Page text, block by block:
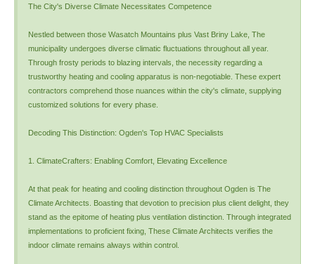
The City's Diverse Climate Necessitates Competence
Nestled between those Wasatch Mountains plus Vast Briny Lake, The
municipality undergoes diverse climatic fluctuations throughout all year.
Through frosty periods to blazing intervals, the necessity regarding a
trustworthy heating and cooling apparatus is non-negotiable. These expert
contractors comprehend those nuances within the city's climate, supplying
customized solutions for every phase.
Decoding This Distinction: Ogden's Top HVAC Specialists
1. ClimateCrafters: Enabling Comfort, Elevating Excellence
At that peak for heating and cooling distinction throughout Ogden is The
Climate Architects. Boasting that devotion to precision plus client delight, they
stand as the epitome of heating plus ventilation distinction. Through integrated
implementations to proficient fixing, These Climate Architects verifies the
indoor climate remains always within control.